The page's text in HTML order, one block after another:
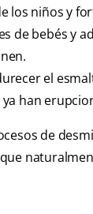
los niños y
de bebés y
el
han
de